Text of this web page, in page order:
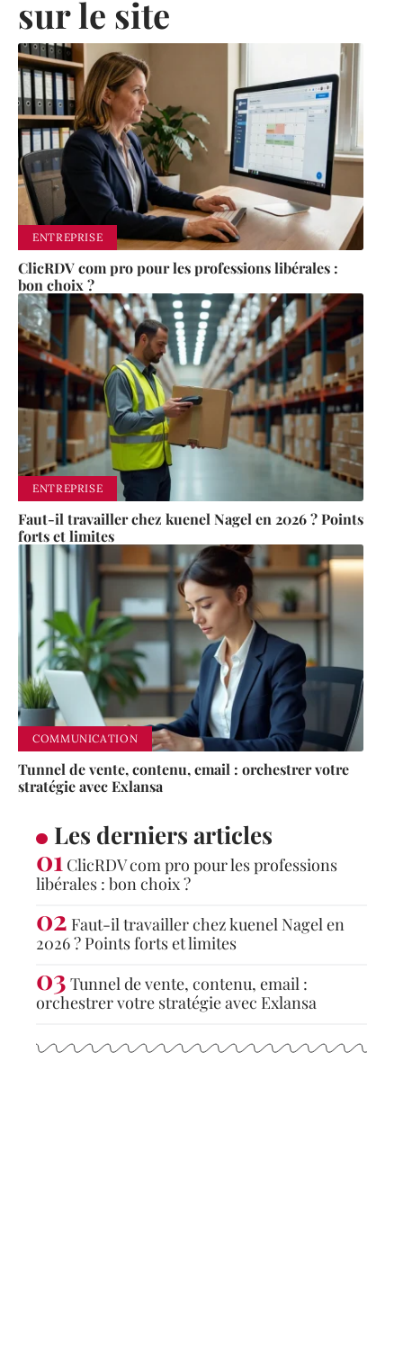
sur le site
ENTREPRISE
ClicRDV com pro pour les professions libérales :
bon choix ?
ENTREPRISE
Faut-il travailler chez kuenel Nagel en 2026 ? Points
forts et limites
COMMUNICATION
Tunnel de vente, contenu, email : orchestrer votre
stratégie avec Exlansa
Les derniers articles
ClicRDV com pro pour les professions
libérales : bon choix ?
Faut-il travailler chez kuenel Nagel en
2026 ? Points forts et limites
Tunnel de vente, contenu, email :
orchestrer votre stratégie avec Exlansa